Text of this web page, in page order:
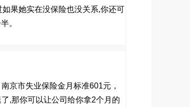
如果她实在没保险也没关系,你还可
。
京市失业保险金月标准601元，
,那你可以让公司给你拿2个月的